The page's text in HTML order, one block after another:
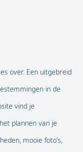
over. Een uitgebreid
in de
vind je
plannen van je
mooie foto’s,